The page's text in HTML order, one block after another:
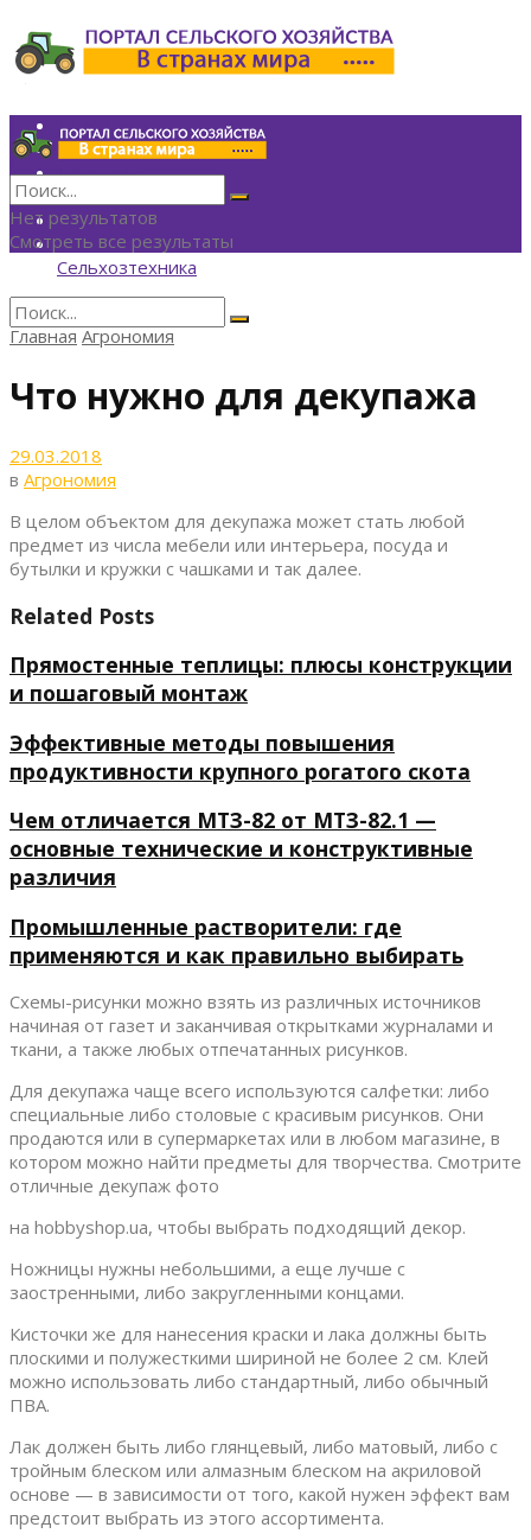
Инвестиции
Агрономия
Политика
Финансы
Технологии
Экономика
Сельхозтехника
Нет результатов
Нет результатов
Смотреть все результаты
Главная Агрономия
Что нужно для декупажа
29.03.2018
в Агрономия
В целом объектом для декупажа может стать любой
предмет из числа мебели или интерьера, посуда и
бутылки и кружки с чашками и так далее.
Related Posts
Прямостенные теплицы: плюсы конструкции
и пошаговый монтаж
Эффективные методы повышения
продуктивности крупного рогатого скота
Чем отличается МТЗ-82 от МТЗ-82.1 —
основные технические и конструктивные
различия
Промышленные растворители: где
применяются и как правильно выбирать
Схемы-рисунки можно взять из различных источников
начиная от газет и заканчивая открытками журналами и
ткани, а также любых отпечатанных рисунков.
Для декупажа чаще всего используются салфетки: либо
специальные либо столовые с красивым рисунков. Они
продаются или в супермаркетах или в любом магазине, в
котором можно найти предметы для творчества. Смотрите
отличные декупаж фото
на hobbyshop.ua, чтобы выбрать подходящий декор.
Ножницы нужны небольшими, а еще лучше с
заостренными, либо закругленными концами.
Кисточки же для нанесения краски и лака должны быть
плоскими и полужесткими шириной не более 2 см. Клей
можно использовать либо стандартный, либо обычный
ПВА.
Лак должен быть либо глянцевый, либо матовый, либо с
тройным блеском или алмазным блеском на акриловой
основе — в зависимости от того, какой нужен эффект вам
предстоит выбрать из этого ассортимента.